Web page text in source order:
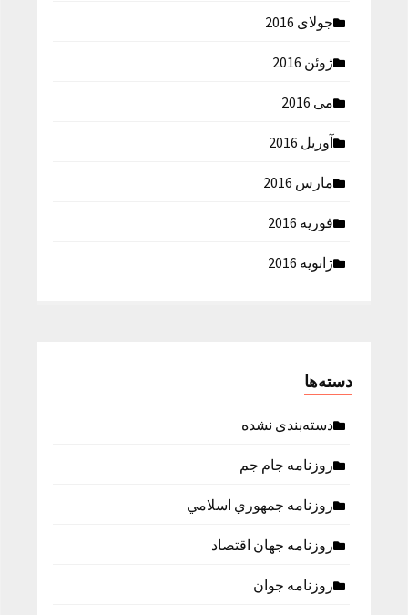
جولای 2016
ژوئن 2016
می 2016
آوریل 2016
مارس 2016
فوریه 2016
ژانویه 2016
دسته‌ها
دسته‌بندی نشده
روزنامه جام جم
روزنامه جمهوري اسلامي
روزنامه جهان اقتصاد
روزنامه جوان